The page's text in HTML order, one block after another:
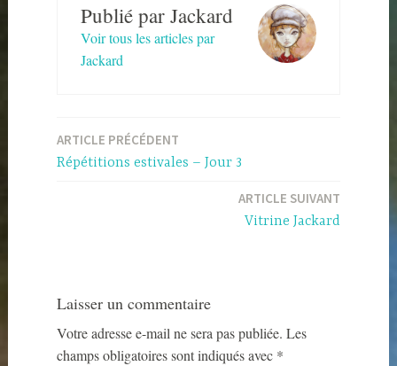
Publié par Jackard
Voir tous les articles par
Jackard
Navigation
de
ARTICLE PRÉCÉDENT
Répétitions estivales – Jour 3
ARTICLE SUIVANT
Vitrine Jackard
Laisser un commentaire
Votre adresse e-mail ne sera pas publiée. Les
champs obligatoires sont indiqués avec *